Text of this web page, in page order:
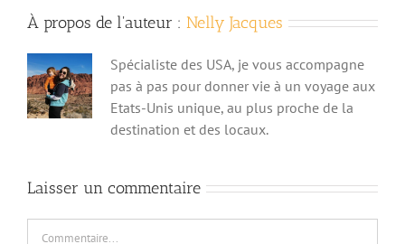
À propos de l'auteur : Nelly Jacques
Spécialiste des USA, je vous accompagne
pas à pas pour donner vie à un voyage aux
Etats-Unis unique, au plus proche de la
destination et des locaux.
Laisser un commentaire